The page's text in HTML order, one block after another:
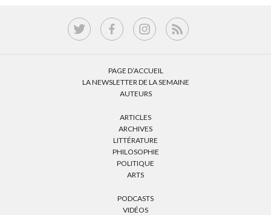
PAGE D’ACCUEIL
LA NEWSLETTER DE LA SEMAINE
AUTEURS
ARTICLES
ARCHIVES
LITTÉRATURE
PHILOSOPHIE
POLITIQUE
ARTS
PODCASTS
VIDÉOS